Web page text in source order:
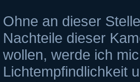
Ohne an dieser
Nachteile dieser
wollen, werde ich
Lichtempfindlichkeit